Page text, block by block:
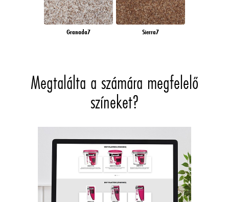
Granada7 Sierra7
Megtalálta a számára megfelelő
színeket?